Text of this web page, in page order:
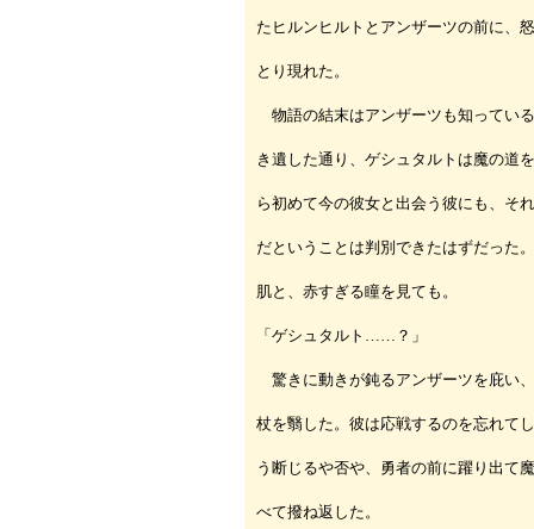
たヒルンヒルトとアンザーツの前に、
とり現れた。
物語の結末はアンザーツも知ってい
き遺した通り、ゲシュタルトは魔の道
ら初めて今の彼女と出会う彼にも、そ
だということは判別できたはずだった
肌と、赤すぎる瞳を見ても。
「ゲシュタルト……？」
驚きに動きが鈍るアンザーツを庇い
杖を翳した。彼は応戦するのを忘れて
う断じるや否や、勇者の前に躍り出て
べて撥ね返した。